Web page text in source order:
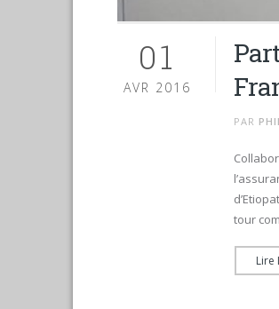
01
AVR 2016
PAR
tour
Lire